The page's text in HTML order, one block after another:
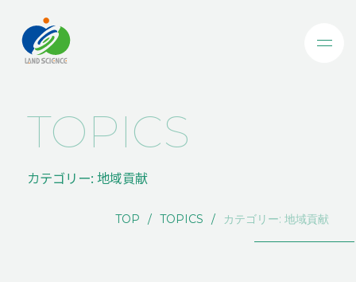
TOPICS
カテゴリー: 地域貢献
TOP TOPICS カテゴリー:地域貢献